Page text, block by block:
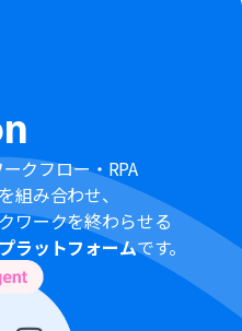
プリトリガーとして使用す
トリガー】Google スプレッ
注意事項
ンでご利用いただける機能
おります。フリープランの場
トのオペレーションはエラ
ださい。
は、2週間の無料トライアル
トライアル中には制限対象の
ン）を使用することができ
クフロー・RPA
組み合わせ、
ワークを終わらせる
ラットフォームです。